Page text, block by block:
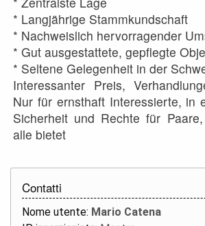
* Langjährige Stammkundschaft
* Nachweislich hervorragender
* Gut ausgestattete, gepflegte
* Seltene Gelegenheit in der
Interessanter Preis,
Nur für ernsthaft Interessierte, in
Sicherheit und Rechte für
alle bietet
Contatti
Nome utente: Mario Catena